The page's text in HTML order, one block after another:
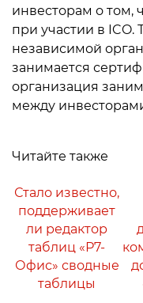
инвесторам о том,
при участии в ICO.
независимой
занимается
организация
между
Читайте также
Стало известно,
поддерживает
ли редактор
таблиц «Р7-
Офис» сводные
таблицы